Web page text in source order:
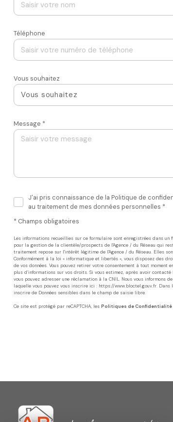
Téléphone
Vous souhaitez
Vous souhaitez
Message *
J'ai pris connaissance de la Politique de
au traitement de mes données personnelles *
* Champs obligatoires
Les informations recueillies sur ce formulaire sont enregistrées dans
pour la gestion de la clientèle/prospects de l'Agence / du Réseau qui
traitement repose sur l'intérêt légitime de l'Agence / du Réseau. Elles
Conformément à la loi « informatique et libertés », vous disposez des
de vos données. Vous pouvez retirer votre consentement à tout moment
plus d’informations sur vos droits. Si vous estimez, après avoir
vous pouvez adresser une réclamation à la CNIL. Nous vous informons
laquelle vous pouvez vous inscrire ici : https://www.bloctel.gouv.fr. Dans
inscrire de Données sensibles dans le champ de saisie libre.
Ce site est protégé par reCAPTCHA, les Politiques de Confidentialité